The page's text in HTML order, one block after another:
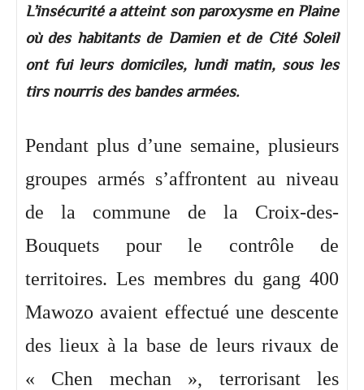
L’insécurité a atteint son paroxysme en Plaine
où des habitants de Damien et de Cité Soleil
ont fui leurs domiciles, lundi matin, sous les
tirs nourris des bandes armées.
Pendant plus d’une semaine, plusieurs
groupes armés s’affrontent au niveau
de la commune de la Croix-des-
Bouquets pour le contrôle de
territoires. Les membres du gang 400
Mawozo avaient effectué une descente
des lieux à la base de leurs rivaux de
« Chen mechan », terrorisant les